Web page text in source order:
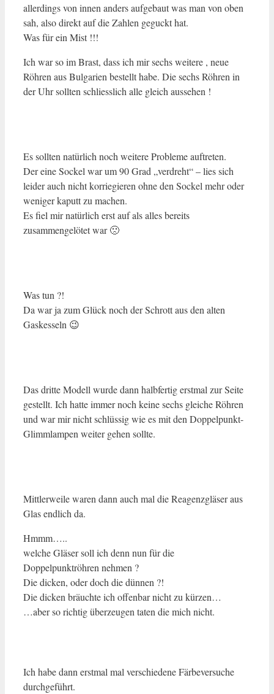
allerdings von innen anders aufgebaut was man von oben
sah, also direkt auf die Zahlen geguckt hat.
Was für ein Mist !!!
Ich war so im Brast, dass ich mir sechs weitere , neue
Röhren aus Bulgarien bestellt habe. Die sechs Röhren in
der Uhr sollten schliesslich alle gleich aussehen !
Es sollten natürlich noch weitere Probleme auftreten.
Der eine Sockel war um 90 Grad „verdreht“ – lies sich
leider auch nicht korriegieren ohne den Sockel mehr oder
weniger kaputt zu machen.
Es fiel mir natürlich erst auf als alles bereits
zusammengelötet war 🙁
Was tun ?!
Da war ja zum Glück noch der Schrott aus den alten
Gaskesseln 😉
Das dritte Modell wurde dann halbfertig erstmal zur Seite
gestellt. Ich hatte immer noch keine sechs gleiche Röhren
und war mir nicht schlüssig wie es mit den Doppelpunkt-
Glimmlampen weiter gehen sollte.
Mittlerweile waren dann auch mal die Reagenzgläser aus
Glas endlich da.
Hmmm…..
welche Gläser soll ich denn nun für die
Doppelpunktröhren nehmen ?
Die dicken, oder doch die dünnen ?!
Die dicken bräuchte ich offenbar nicht zu kürzen…
…aber so richtig überzeugen taten die mich nicht.
Ich habe dann erstmal mal verschiedene Färbeversuche
durchgeführt.